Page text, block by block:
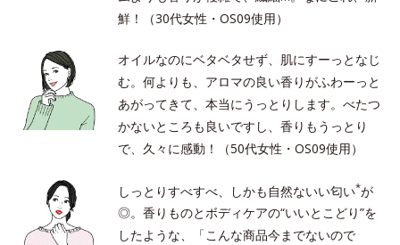
鮮！（30代女性・OS09使用）
オイルなのにベタベタせず、肌にすーっとなじ
む。何よりも、アロマの良い香りがふわーっと
あがってきて、本当にうっとりします。べたつ
かないところも良いですし、香りもうっとり
で、久々に感動！（50代女性・OS09使用）
しっとりすべすべ、しかも自然ないい匂い*が
◎。香りものとボディケアの“いいとこどり”を
したような、「こんな商品今までないので